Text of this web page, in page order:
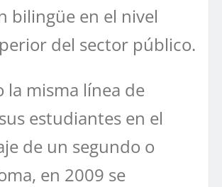
bilingüe en el nivel
del sector público.
la misma línea de
estudiantes en el
de un segundo o
en 2009 se